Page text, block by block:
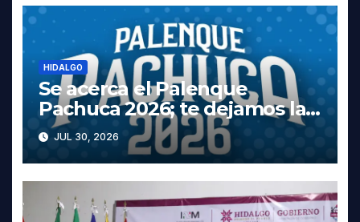
HIDALGO
Se acerca el Palenque
Pachuca 2026; te dejamos la
cartelera completa, las fechas
y los precios
JUL 30, 2026